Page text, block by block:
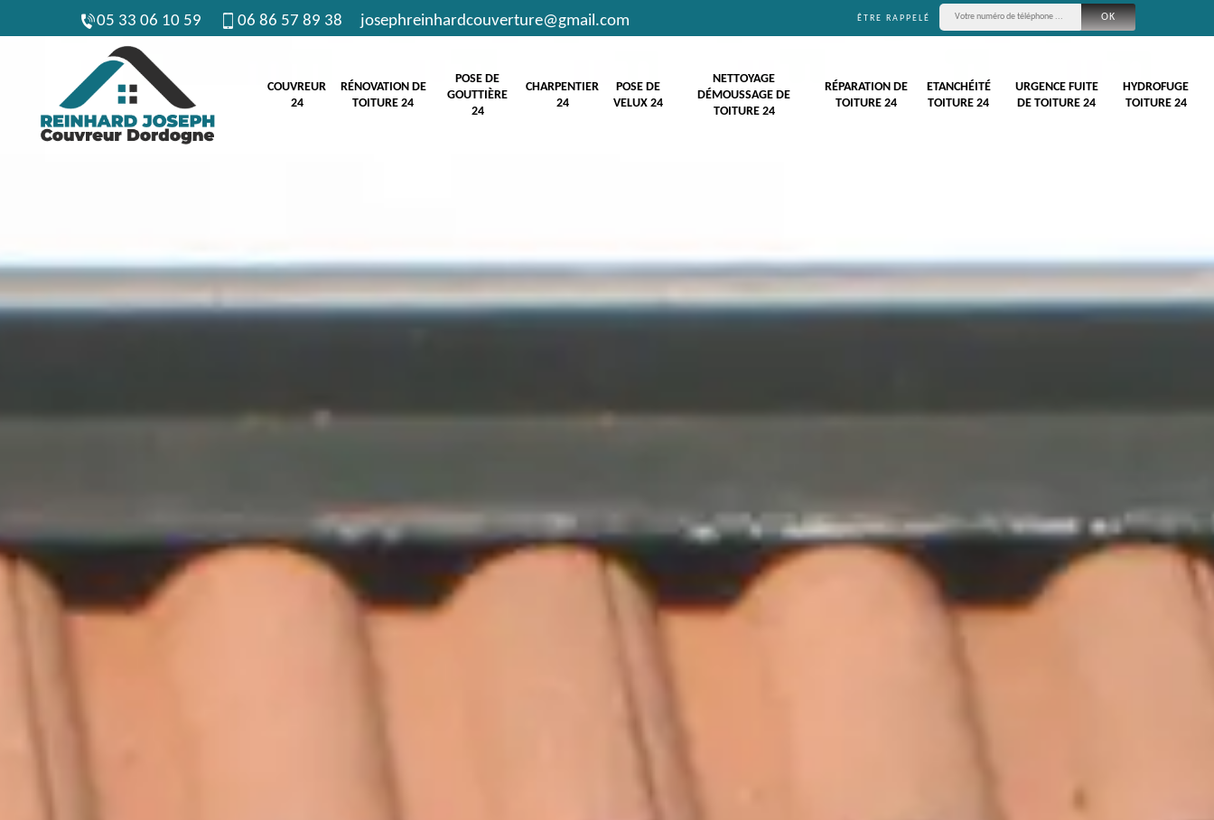
05 33 06 10 59 06 86 57 89 38 josephreinhardcouverture@gmail.com ÊTRE RAPPELÉ
COUVREUR
24
RÉNOVATION DE
TOITURE 24
POSE DE
GOUTTIÈRE
24
CHARPENTIER
24
POSE DE
VELUX 24
NETTOYAGE
DÉMOUSSAGE DE
TOITURE 24
RÉPARATION DE
TOITURE 24
ETANCHÉITÉ
TOITURE 24
URGENCE FUITE
DE TOITURE 24
HYDROFUGE
TOITURE 24